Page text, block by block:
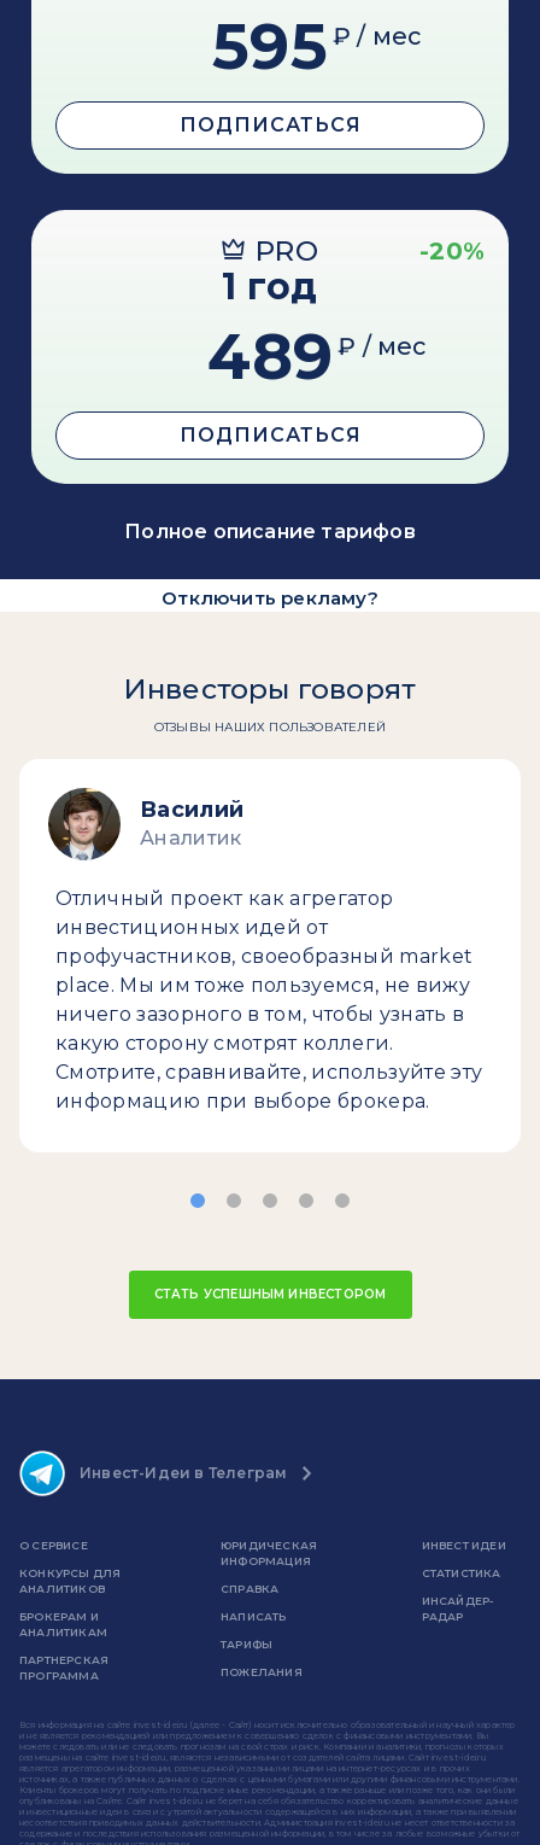
595 ₽ / мес
ПОДПИСАТЬСЯ
PRO -20%
1 год
489 ₽ / мес
ПОДПИСАТЬСЯ
Полное описание тарифов
Отключить рекламу?
Инвесторы говорят
ОТЗЫВЫ НАШИХ ПОЛЬЗОВАТЕЛЕЙ
Василий
Аналитик
Отличный проект как агрегатор
инвестиционных идей от
профучастников, своеобразный market
place. Мы им тоже пользуемся, не вижу
ничего зазорного в том, чтобы узнать в
какую сторону смотрят коллеги.
Смотрите, сравнивайте, используйте эту
информацию при выборе брокера.
СТАТЬ УСПЕШНЫМ ИНВЕСТОРОМ
Инвест-Идеи в Телеграм
О СЕРВИСЕ
КОНКУРСЫ ДЛЯ
АНАЛИТИКОВ
БРОКЕРАМ И
АНАЛИТИКАМ
ПАРТНЕРСКАЯ
ПРОГРАММА
ЮРИДИЧЕСКАЯ
ИНФОРМАЦИЯ
СПРАВКА
НАПИСАТЬ
ТАРИФЫ
ПОЖЕЛАНИЯ
ИНВЕСТ ИДЕИ
СТАТИСТИКА
ИНСАЙДЕР-
РАДАР
Вся информация на сайте invest-idei.ru (далее - Сайт) носит исключительно образовательный и научный характер
и не является рекомендацией или предложением к совершению сделок с финансовыми инструментами. Вы
можете следовать или не следовать прогнозам на свой страх и риск. Компании и аналитики, прогнозы которых
размещены на сайте invest-idei.ru, являются независимыми от создателей сайта лицами. Сайт invest-idei.ru
является агрегатором информации, размещенной указанными лицами на интернет-ресурсах и в прочих
источниках, а также публичных данных о сделках с ценными бумагами или другими финансовыми инструментами.
Клиенты брокеров могут получать по подписке иные рекомендации, а также раньше или позже того, как они были
опубликованы на Сайте. Сайт invest-idei.ru не берет на себя обязательство корректировать аналитические данные
и инвестиционные идеи в связи с утратой актуальности содержащейся в них информации, а также при выявлении
несоответствия приводимых данных действительности. Администрация invest-idei.ru не несет ответственности за
содержание и последствия использования размещенной информации, в том числе за любые возможные убытки от